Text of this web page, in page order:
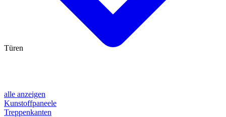
alle anzeigen
Kunstoffpaneele
Treppenkanten
Türen